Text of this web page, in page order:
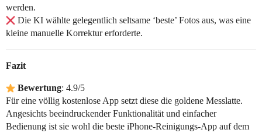
werden.
Die KI wählte gelegentlich seltsame ‘beste’ Fotos aus, was eine
kleine manuelle Korrektur erforderte.
Fazit
Bewertung: 4.9/5
Für eine völlig kostenlose App setzt diese die goldene Messlatte.
Angesichts beeindruckender Funktionalität und einfacher
Bedienung ist sie wohl die beste iPhone-Reinigungs-App auf dem